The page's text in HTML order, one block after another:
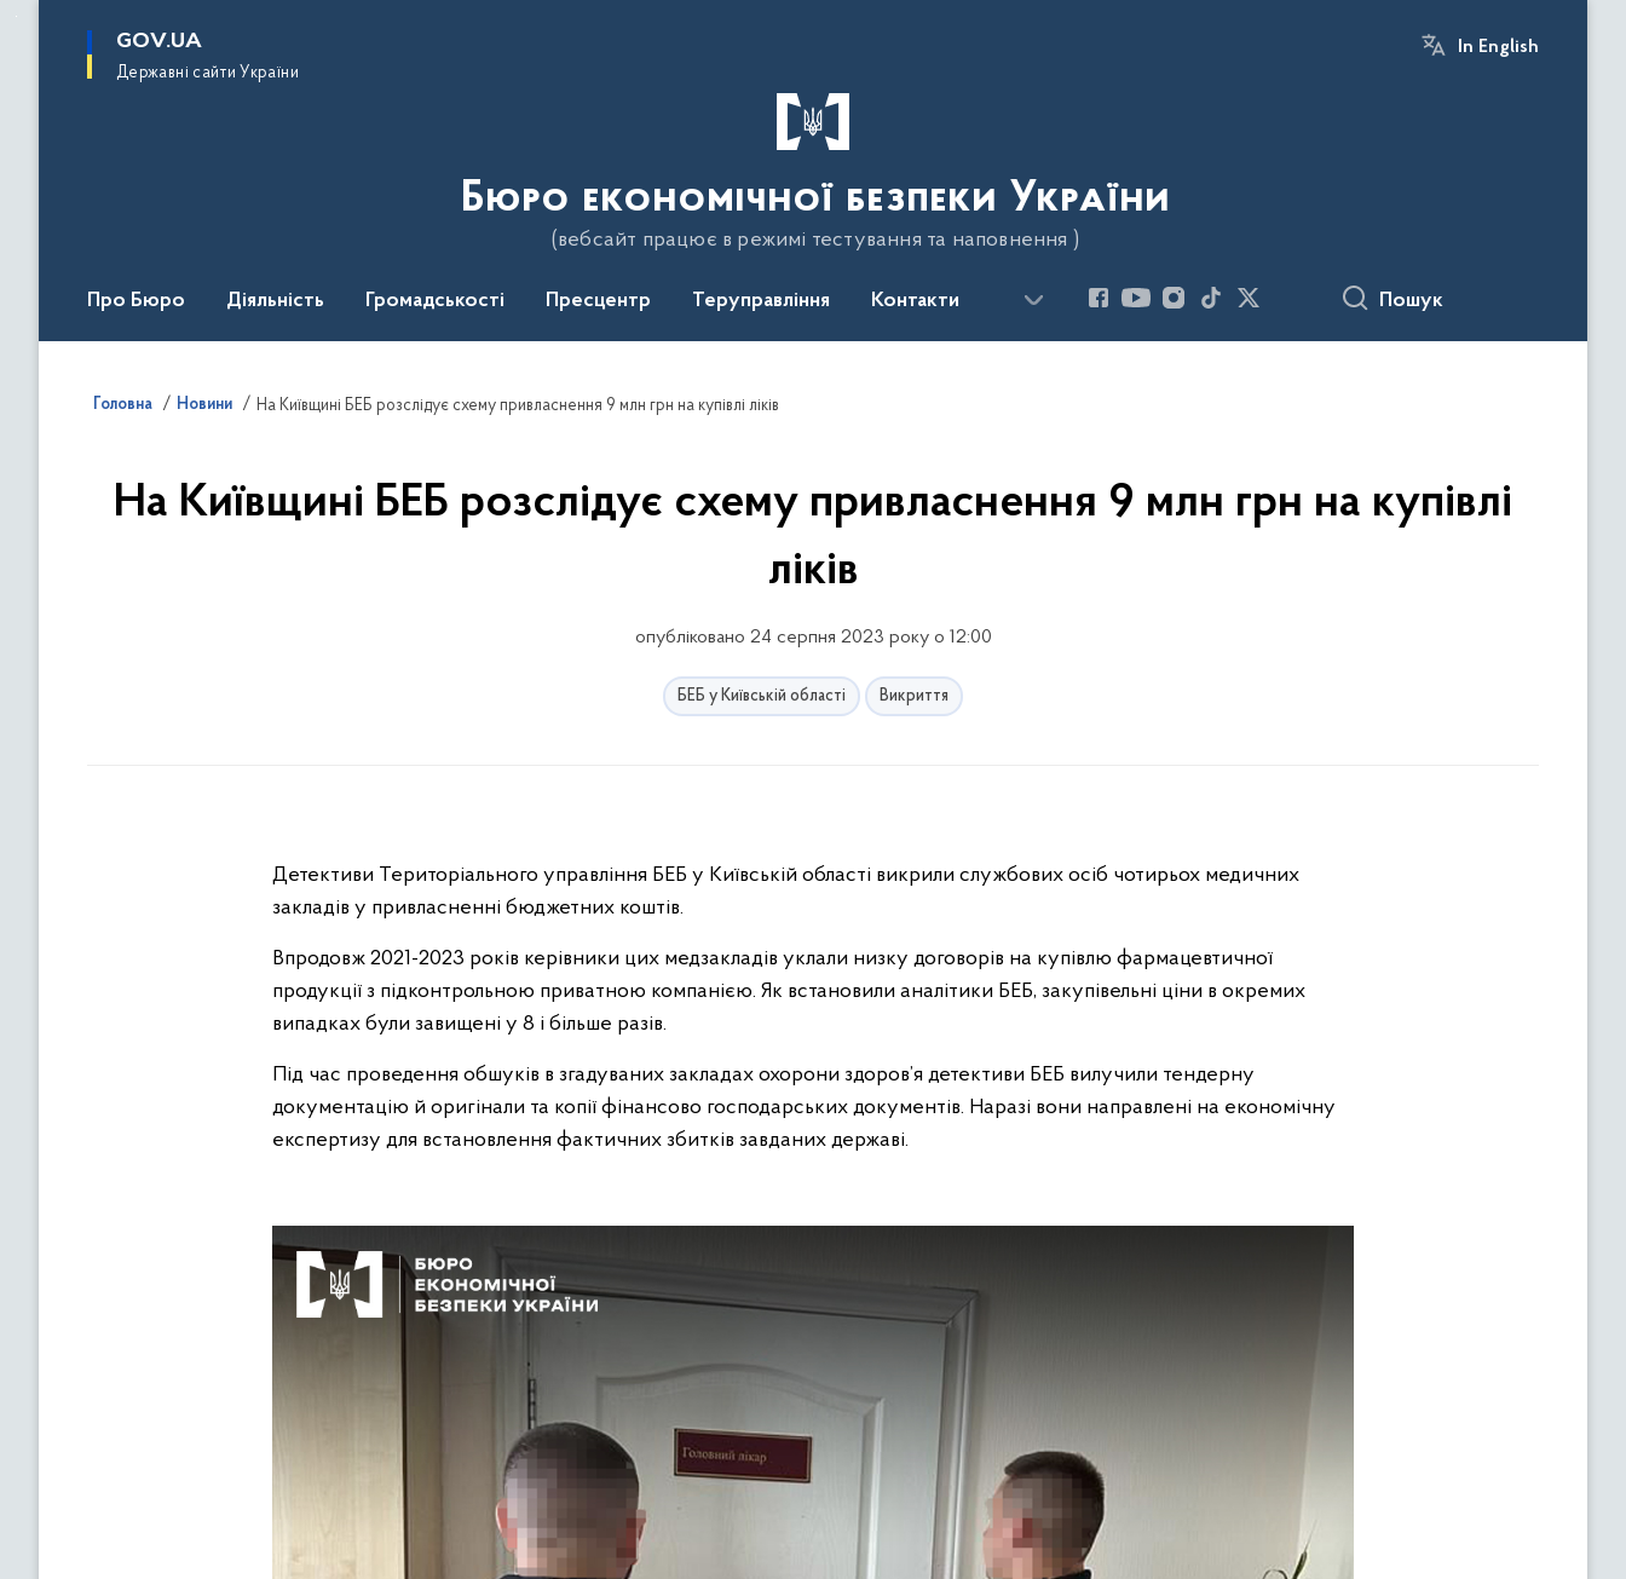
основного
GOV.UA
Державні сайти України
In English
Бюро економічної безпеки України
(вебсайт працює в режимі тестування та наповнення )
Про Бюро Діяльність Громадськості Пресцентр Теруправління Контакти Пошук
Головна Новини На Київщині БЕБ розслідує схему привласнення 9 млн грн на купівлі ліків
На Київщині БЕБ розслідує схему привласнення 9 млн грн на купівлі
ліків
опубліковано 24 серпня 2023 року о 12:00
БЕБ у Київській області Викриття
Детективи Територіального управління БЕБ у Київській області викрили службових осіб чотирьох медичних
закладів у привласненні бюджетних коштів.
Впродовж 2021-2023 років керівники цих медзакладів уклали низку договорів на купівлю фармацевтичної
продукції з підконтрольною приватною компанією. Як встановили аналітики БЕБ, закупівельні ціни в окремих
випадках були завищені у 8 і більше разів.
Під час проведення обшуків в згадуваних закладах охорони здоров’я детективи БЕБ вилучили тендерну
документацію й оригінали та копії фінансово господарських документів. Наразі вони направлені на економічну
експертизу для встановлення фактичних збитків завданих державі.